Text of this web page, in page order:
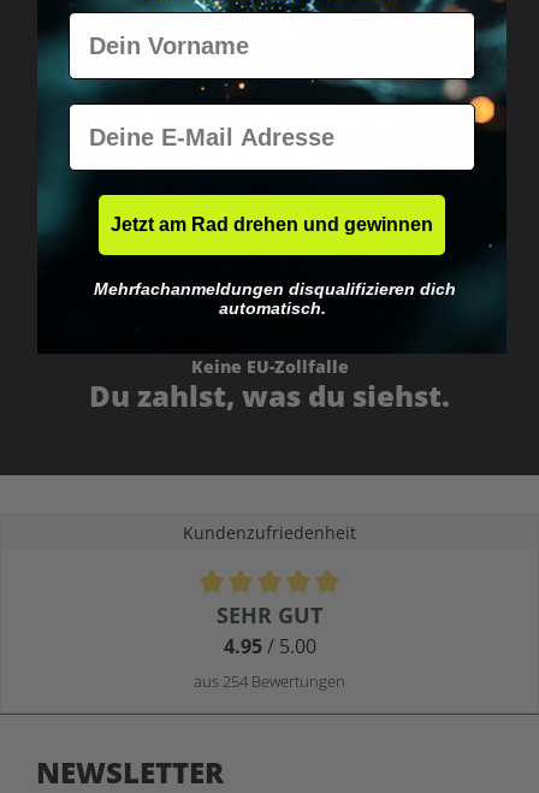
Weltweiter Versand
Schnell & neutral
verpackt.
Keine EU-Zollfalle
Du zahlst, was du siehst.
Kundenzufriedenheit
Durchschnittliche Bewertung von 4.9 von 5 Sternen
SEHR GUT
4.95/ 5.00
aus 254 Bewertungen
NEWSLETTER
Vorname
E-Mail
Jetzt am Rad drehen und gewinnen
Mehrfachanmeldungen disqualifizieren dich
automatisch.